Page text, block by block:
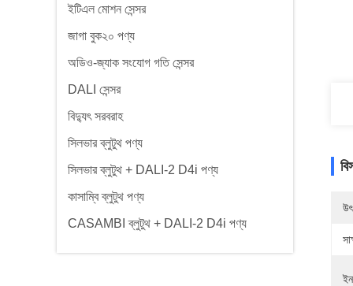
ইটিএল মোশন সেন্সর
জাগা বুক২০ পণ্য
অডিও-জ্যাক সংযোগ গতি সেন্সর
DALI সেন্সর
বিদ্যুৎ সরবরাহ
সিলভার ব্লুটুথ পণ্য
সিলভার ব্লুটুথ + DALI-2 D4i পণ্য
কাসাম্বি ব্লুটুথ পণ্য
CASAMBI ব্লুটুথ + DALI-2 D4i পণ্য